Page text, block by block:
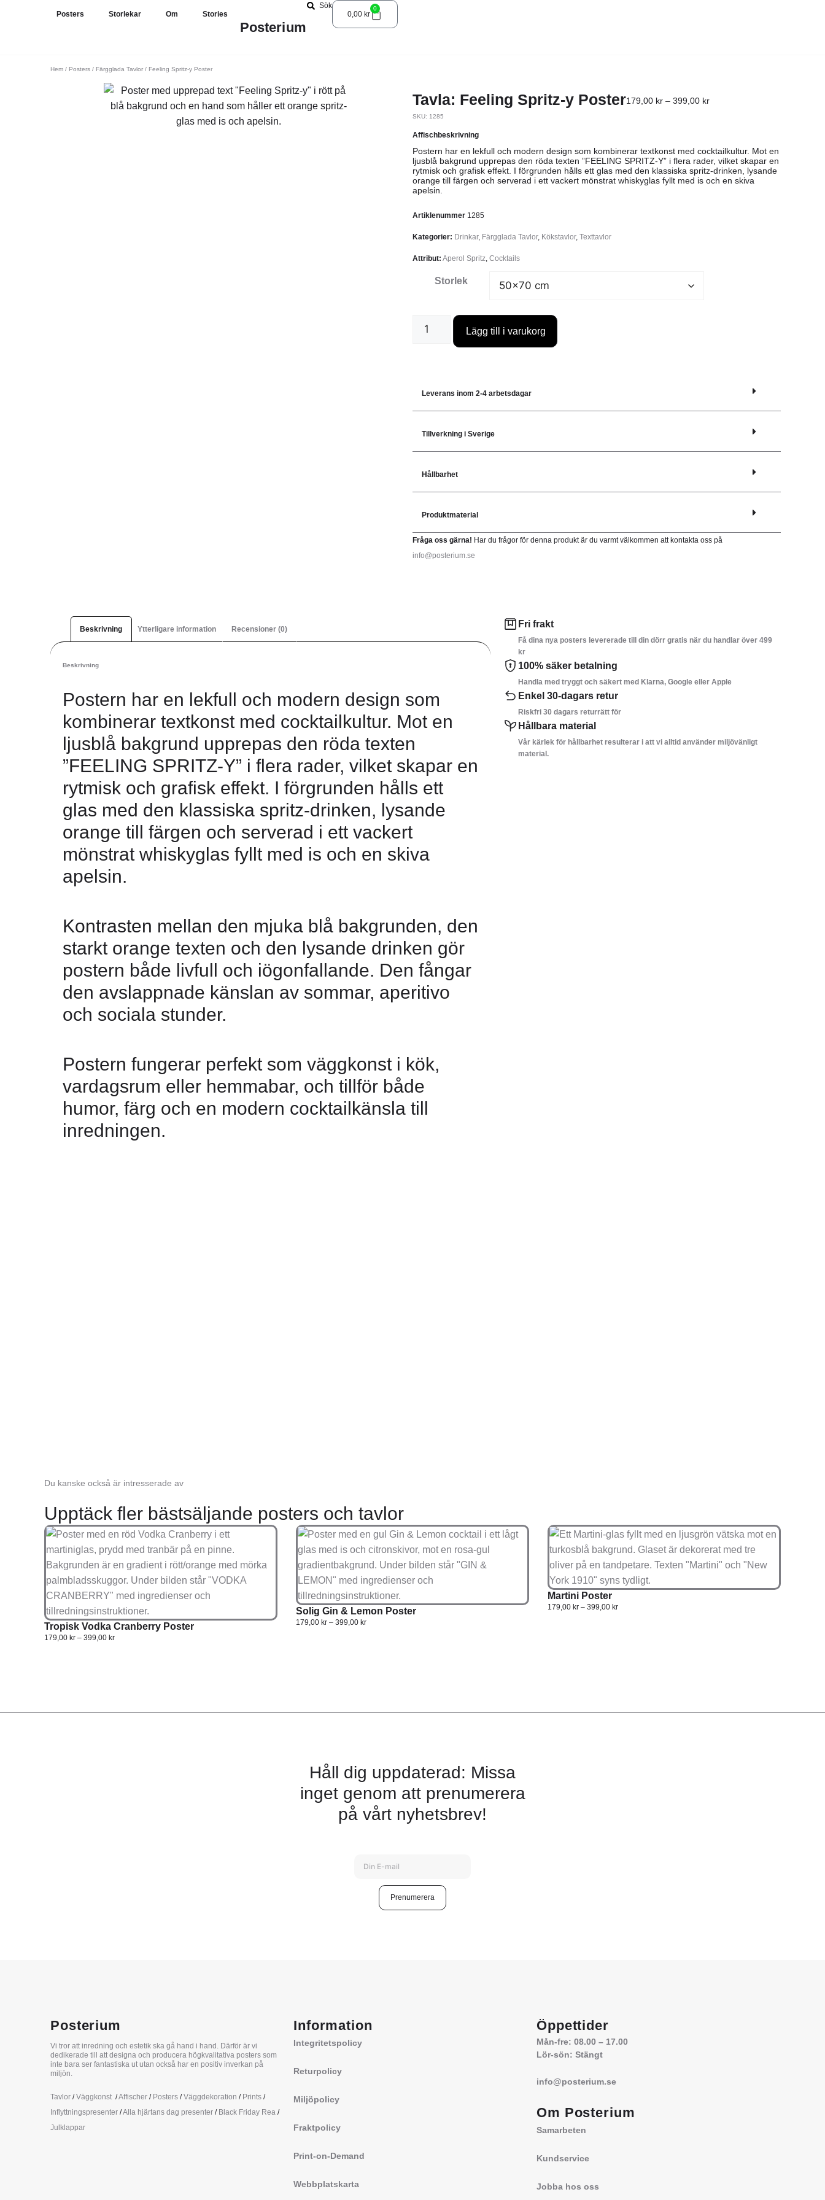
Posters Storlekar Om Stories
Posterium
Sök
0,00 kr
0
Hem / Posters / Färgglada Tavlor / Feeling Spritz-y Poster
Tavla: Feeling Spritz-y Poster179,00 kr – 399,00 kr
SKU: 1285
Affischbeskrivning
Postern har en lekfull och modern design som kombinerar textkonst med cocktailkultur. Mot en
ljusblå bakgrund upprepas den röda texten ”FEELING SPRITZ-Y” i flera rader, vilket skapar en
rytmisk och grafisk effekt. I förgrunden hålls ett glas med den klassiska spritz-drinken, lysande
orange till färgen och serverad i ett vackert mönstrat whiskyglas fyllt med is och en skiva
apelsin.
Artiklenummer 1285
Kategorier: Drinkar, Färgglada Tavlor, Kökstavlor, Texttavlor
Attribut: Aperol Spritz, Cocktails
Storlek
Lägg till i varukorg
Leverans inom 2-4 arbetsdagar
Tillverkning i Sverige
Hållbarhet
Produktmaterial
Fråga oss gärna! Har du frågor för denna produkt är du varmt välkommen att kontakta oss på
info@posterium.se
Beskrivning Ytterligare information Recensioner (0)
Beskrivning
Postern har en lekfull och modern design som
kombinerar textkonst med cocktailkultur. Mot en
ljusblå bakgrund upprepas den röda texten
”FEELING SPRITZ-Y” i flera rader, vilket skapar en
rytmisk och grafisk effekt. I förgrunden hålls ett
glas med den klassiska spritz-drinken, lysande
orange till färgen och serverad i ett vackert
mönstrat whiskyglas fyllt med is och en skiva
apelsin.
Kontrasten mellan den mjuka blå bakgrunden, den
starkt orange texten och den lysande drinken gör
postern både livfull och iögonfallande. Den fångar
den avslappnade känslan av sommar, aperitivo
och sociala stunder.
Postern fungerar perfekt som väggkonst i kök,
vardagsrum eller hemmabar, och tillför både
humor, färg och en modern cocktailkänsla till
inredningen.
Fri frakt
Få dina nya posters levererade till din dörr gratis när du handlar över 499
kr
100% säker betalning
Handla med tryggt och säkert med Klarna, Google eller Apple
Enkel 30-dagars retur
Riskfri 30 dagars returrätt för
Hållbara material
Vår kärlek för hållbarhet resulterar i att vi alltid använder miljövänligt
material.
Du kanske också är intresserade av
Upptäck fler bästsäljande posters och tavlor
Tropisk Vodka Cranberry Poster
179,00 kr – 399,00 kr
Solig Gin & Lemon Poster
179,00 kr – 399,00 kr
Martini Poster
179,00 kr – 399,00 kr
Håll dig uppdaterad: Missa
inget genom att prenumerera
på vårt nyhetsbrev!
Prenumerera
Posterium
Vi tror att inredning och estetik ska gå hand i hand. Därför är vi
dedikerade till att designa och producera högkvalitativa posters som
inte bara ser fantastiska ut utan också har en positiv inverkan på
miljön.
Tavlor /Väggkonst /Affischer / Posters /Väggdekoration / Prints /
Inflyttningspresenter /Alla hjärtans dag presenter / Black Friday Rea /
Julklappar
Information
Integritetspolicy
Returpolicy
Miljöpolicy
Fraktpolicy
Print-on-Demand
Webbplatskarta
Öppettider
Mån-fre: 08.00 – 17.00
Lör-sön: Stängt
info@posterium.se
Om Posterium
Samarbeten
Kundservice
Jobba hos oss